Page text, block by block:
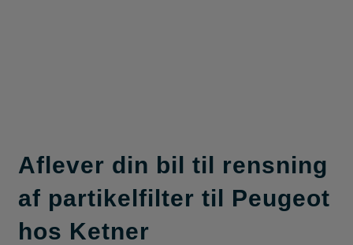
Aflever din bil til rensning
af partikelfilter til Peugeot
hos Ketner